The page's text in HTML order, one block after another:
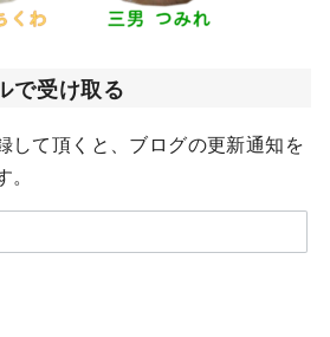
で受け取る
して頂くと、ブログの更新通知を